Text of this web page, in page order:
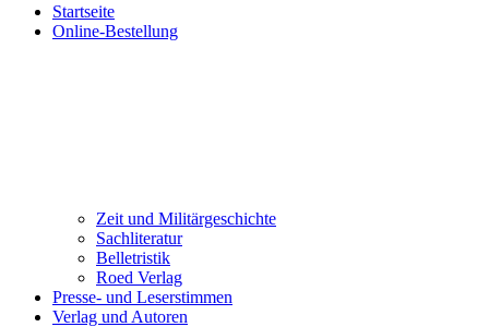
Startseite
Online-Bestellung
Zeit und Militärgeschichte
Sachliteratur
Belletristik
Roed Verlag
Presse- und Leserstimmen
Verlag und Autoren